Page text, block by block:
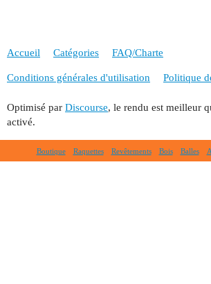
Accueil Catégories FAQ/Charte
Conditions générales d'utilisation Politique
Optimisé par Discourse, le rendu est meilleur
activé.
Boutique Raquettes Revêtements Bois Balles